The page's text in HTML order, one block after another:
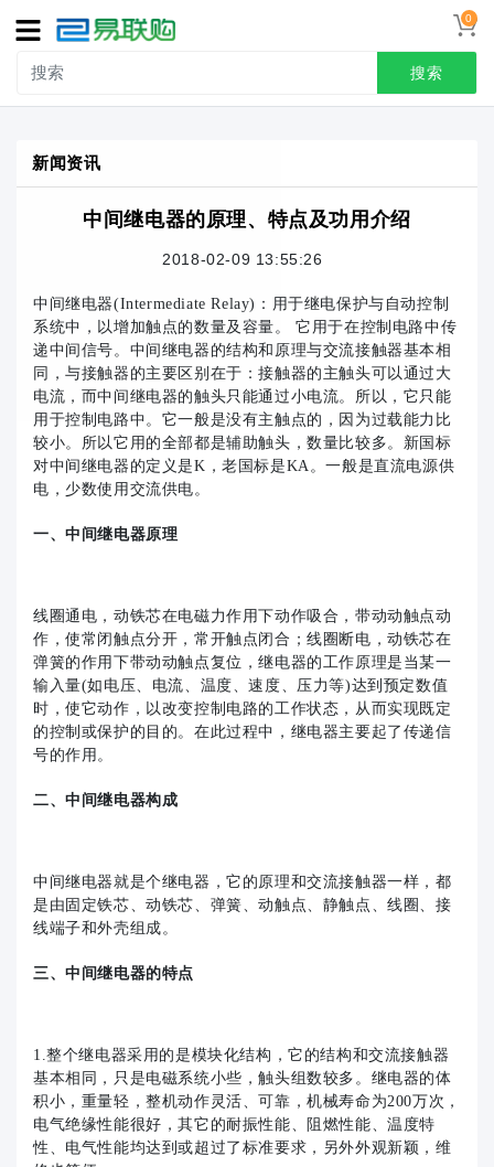
0
搜索
导
航
接线端子
冷压端头
用户中心
新闻资讯
中间继电器的原理、特点及功用介绍
2018-02-09 13:55:26
中间继电器(intermediate Relay)：用于继电保护与自动控制
系统中，以增加触点的数量及容量。 它用于在控制电路中传
递中间信号。中间继电器的结构和原理与交流接触器基本相
同，与接触器的主要区别在于：接触器的主触头可以通过大
电流，而中间继电器的触头只能通过小电流。所以，它只能
用于控制电路中。它一般是没有主触点的，因为过载能力比
较小。所以它用的全部都是辅助触头，数量比较多。新国标
对中间继电器的定义是K，老国标是KA。一般是直流电源供
电，少数使用交流供电。
一、中间继电器原理
线圈通电，动铁芯在电磁力作用下动作吸合，带动动触点动
作，使常闭触点分开，常开触点闭合；线圈断电，动铁芯在
弹簧的作用下带动动触点复位，继电器的工作原理是当某一
输入量(如电压、电流、温度、速度、压力等)达到预定数值
时，使它动作，以改变控制电路的工作状态，从而实现既定
的控制或保护的目的。在此过程中，继电器主要起了传递信
号的作用。
二、中间继电器构成
中间继电器就是个继电器，它的原理和交流接触器一样，都
是由固定铁芯、动铁芯、弹簧、动触点、静触点、线圈、接
线端子和外壳组成。
三、中间继电器的特点
1.整个继电器采用的是模块化结构，它的结构和交流接触器
基本相同，只是电磁系统小些，触头组数较多。继电器的体
积小，重量轻，整机动作灵活、可靠，机械寿命为200万次，
电气绝缘性能很好，其它的耐振性能、阻燃性能、温度特
性、电气性能均达到或超过了标准要求，另外外观新颖，维